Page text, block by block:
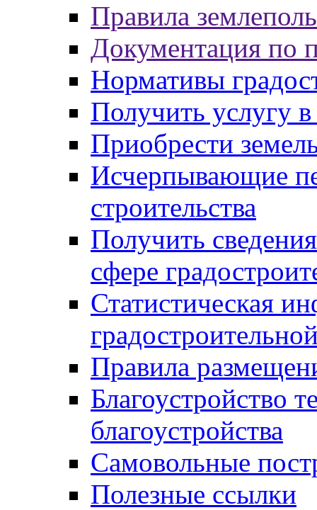
Правила
Документация по
Нормативы
Получить услугу в
Приобрести
Исчерпывающие
строительства
Получить
сфере
Статистическая
Правила
Благоустройство
благоустройства
Самовольные
Полезные ссылки